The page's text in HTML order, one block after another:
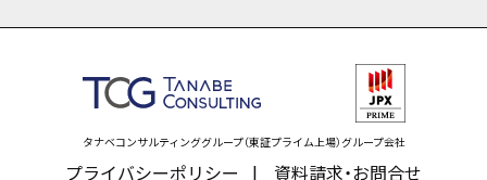
タナベコンサルティンググループ（東証プライム上場）グループ会社
プライバシーポリシー 資料請求・お問合せ